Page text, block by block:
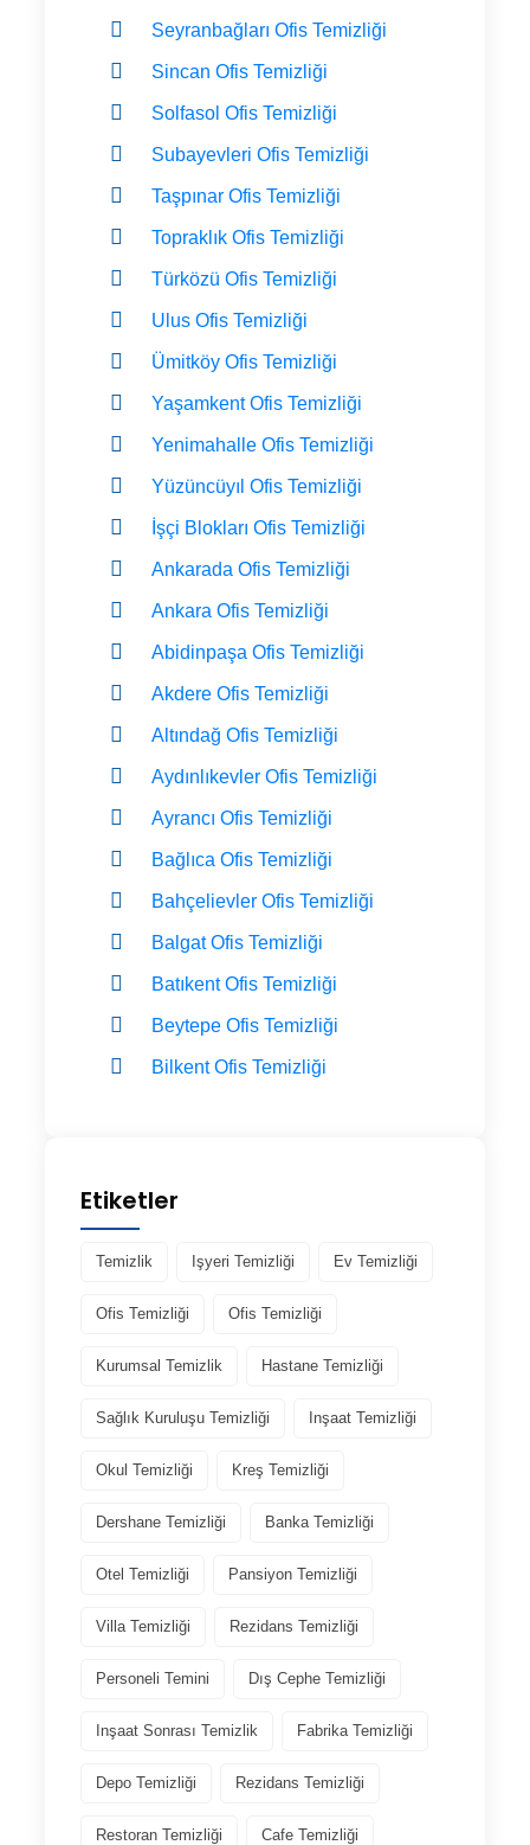
Seyranbağları Ofis Temizliği
Sincan Ofis Temizliği
Solfasol Ofis Temizliği
Subayevleri Ofis Temizliği
Taşpınar Ofis Temizliği
Topraklık Ofis Temizliği
Türközü Ofis Temizliği
Ulus Ofis Temizliği
Ümitköy Ofis Temizliği
Yaşamkent Ofis Temizliği
Yenimahalle Ofis Temizliği
Yüzüncüyıl Ofis Temizliği
İşçi Blokları Ofis Temizliği
Ankarada Ofis Temizliği
Ankara Ofis Temizliği
Abidinpaşa Ofis Temizliği
Akdere Ofis Temizliği
Altındağ Ofis Temizliği
Aydınlıkevler Ofis Temizliği
Ayrancı Ofis Temizliği
Bağlıca Ofis Temizliği
Bahçelievler Ofis Temizliği
Balgat Ofis Temizliği
Batıkent Ofis Temizliği
Beytepe Ofis Temizliği
Bilkent Ofis Temizliği
Etiketler
Temizlik Işyeri Temizliği Ev Temizliği
Ofis Temizliği Ofis Temizliği
Kurumsal Temizlik Hastane Temizliği
Sağlık Kuruluşu Temizliği Inşaat Temizliği
Okul Temizliği Kreş Temizliği
Dershane Temizliği Banka Temizliği
Otel Temizliği Pansiyon Temizliği
Villa Temizliği Rezidans Temizliği
Personeli Temini Dış Cephe Temizliği
Inşaat Sonrası Temizlik Fabrika Temizliği
Depo Temizliği Rezidans Temizliği
Restoran Temizliği Cafe Temizliği